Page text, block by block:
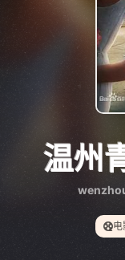
gt 0"}
温州
电